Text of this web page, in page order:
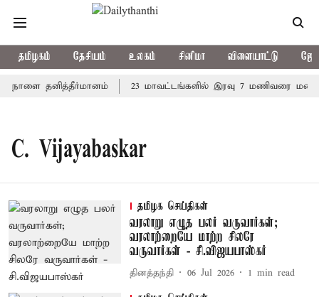
தமிழகம் தேசியம் உலகம் சினிமா விளையாட்டு
நாளை தனித்தீர்மானம் 23 மாவட்டங்களில் இரவு 7 மணிவரை மழை
C. Vijayabaskar
தமிழக செய்திகள்
வரலாறு எழுத பலர் வருவார்கள்;
வரலாற்றையே மாற்ற சிலரே
வருவார்கள் - சி.விஜயபாஸ்கர்
தினத்தந்தி 06 Jul 2026 1 min read